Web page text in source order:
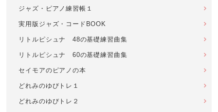
ジャズ・ピアノ練習帳１
実用版ジャズ・コードBOOK
リトルピシュナ 48の基礎練習曲集
リトルピシュナ 60の基礎練習曲集
セイモアのピアノの本
どれみのゆびトレ１
どれみのゆびトレ２